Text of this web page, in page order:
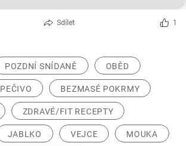
Sdílet 1
POZDNÍ SNÍDANĚ OBĚD
PEČIVO BEZMASÉ POKRMY
ZDRAVÉ/FIT RECEPTY
JABLKO VEJCE MOUKA